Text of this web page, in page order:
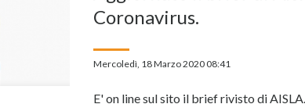
Coronavirus.
Mercoledì, 18 Marzo 2020 08:41
E' on line sul sito il brief rivisto di